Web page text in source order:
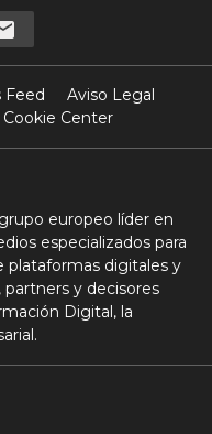
Feed
Aviso Legal
Cookie Center
europeo líder en
especializados para
plataformas digitales y
y decisores
Digital, la